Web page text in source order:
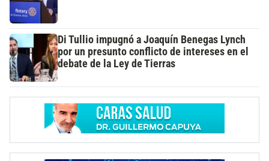
Di Tullio impugnó a Joaquín Benegas Lynch
por un presunto conflicto de intereses en el
debate de la Ley de Tierras